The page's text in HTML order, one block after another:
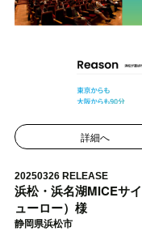
詳細へ
20250326 RELEASE
浜松・浜名湖MICEサ
ューロー）様
静岡県浜松市